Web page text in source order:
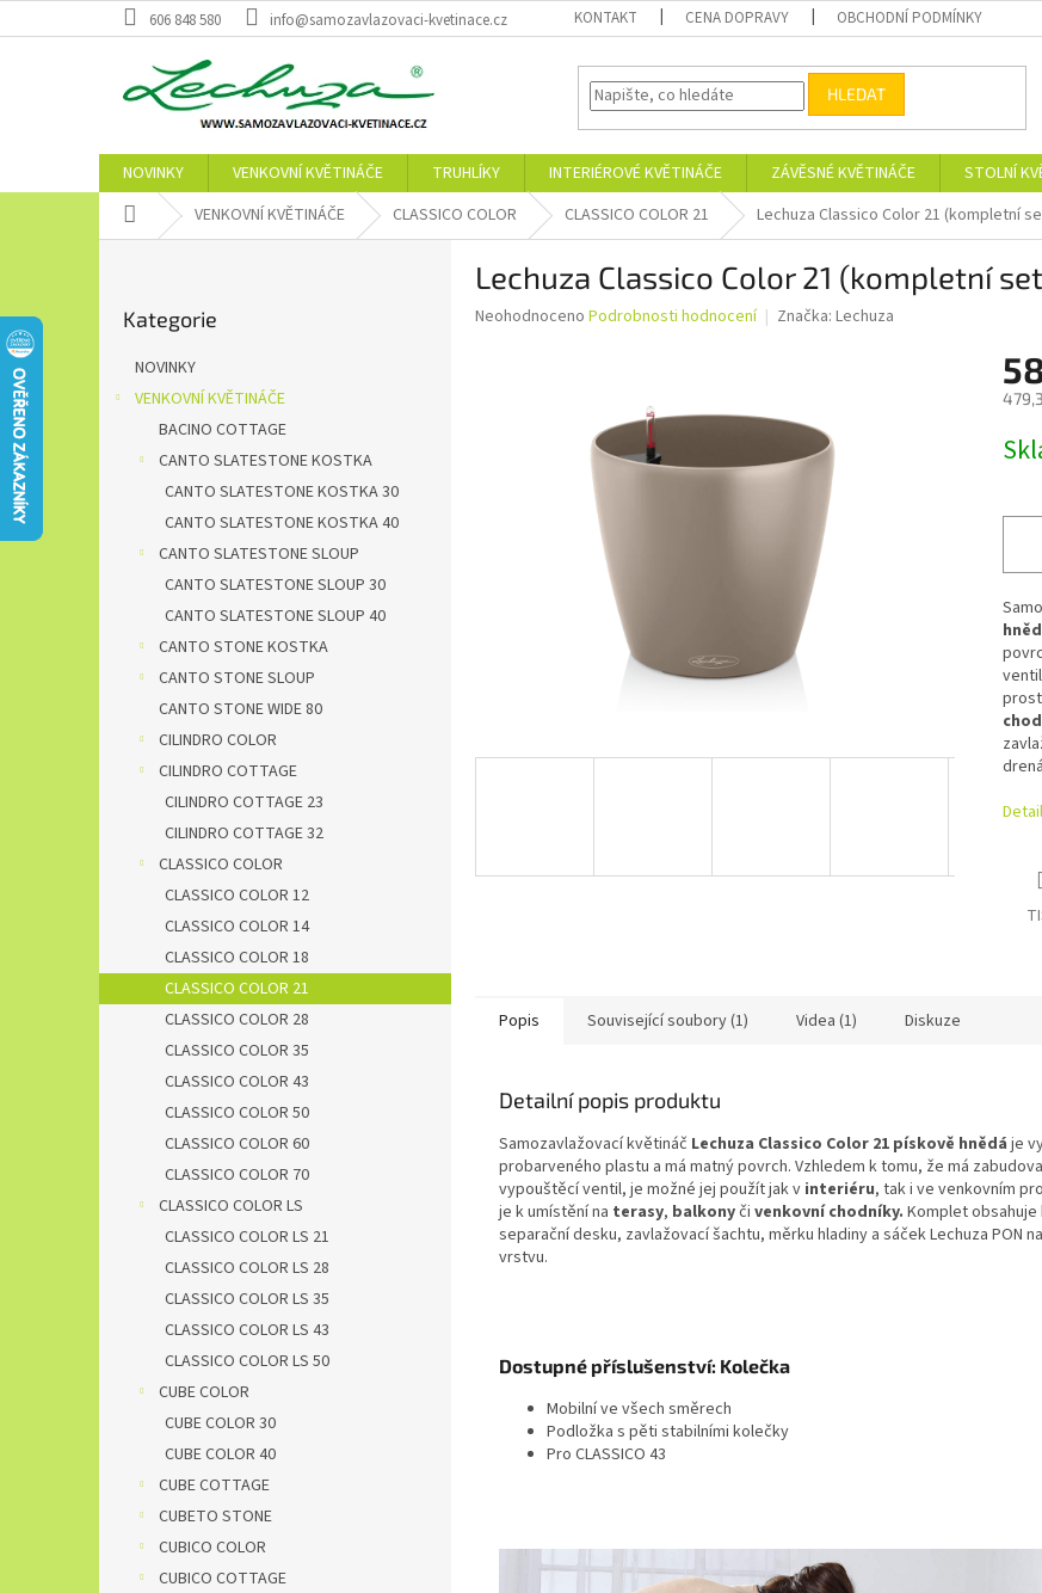
na
606 848 580 info@samozavlazovaci-kvetinace.cz KONTAKT CENA DOPRAVY OBCHODNÍ PODMÍNKY
HLEDAT
NOVINKY VENKOVNÍ KVĚTINÁČE TRUHLÍKY INTERIÉROVÉ KVĚTINÁČE ZÁVĚSNÉ KVĚTINÁČE STOLNÍ
Domů VENKOVNÍ KVĚTINÁČE CLASSICO COLOR CLASSICO COLOR 21 Lechuza Classico Color 21 (kompletní
kategorie
Kategorie
NOVINKY
VENKOVNÍ KVĚTINÁČE
BACINO COTTAGE
CANTO SLATESTONE KOSTKA
CANTO SLATESTONE KOSTKA 30
CANTO SLATESTONE KOSTKA 40
CANTO SLATESTONE SLOUP
CANTO SLATESTONE SLOUP 30
CANTO SLATESTONE SLOUP 40
CANTO STONE KOSTKA
CANTO STONE SLOUP
CANTO STONE WIDE 80
CILINDRO COLOR
CILINDRO COTTAGE
CILINDRO COTTAGE 23
CILINDRO COTTAGE 32
CLASSICO COLOR
CLASSICO COLOR 12
CLASSICO COLOR 14
CLASSICO COLOR 18
CLASSICO COLOR 21
CLASSICO COLOR 28
CLASSICO COLOR 35
CLASSICO COLOR 43
CLASSICO COLOR 50
CLASSICO COLOR 60
CLASSICO COLOR 70
CLASSICO COLOR LS
CLASSICO COLOR LS 21
CLASSICO COLOR LS 28
CLASSICO COLOR LS 35
CLASSICO COLOR LS 43
CLASSICO COLOR LS 50
CUBE COLOR
CUBE COLOR 30
CUBE COLOR 40
CUBE COTTAGE
CUBETO STONE
CUBICO COLOR
CUBICO COTTAGE
Lechuza Classico Color 21 (kompletní
Průměrné
Neohodnoceno Podrobnosti hodnocení Značka: Lechuza
cena:
Popis Související soubory (1) Videa (1) Diskuze
Detailní popis produktu
Samozavlažovací květináč Lechuza Classico Color 21 pískově hnědá je
probarveného plastu a má matný povrch. Vzhledem k tomu, že má
vypouštěcí ventil, je možné jej použít jak v interiéru, tak i ve venkovním
je k umístění na terasy, balkonyči venkovní chodníky. Komplet
separační desku, zavlažovací šachtu, měrku hladiny a sáček Lechuza PON
vrstvu.
Dostupné příslušenství: Kolečka
Mobilní ve všech směrech
Podložka s pěti stabilními kolečky
Pro CLASSICO 43